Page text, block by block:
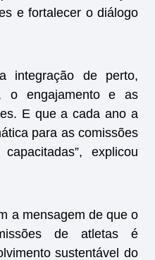
e fortalecer o diálogo
integração de perto,
o engajamento e as
E que a cada ano a
para as comissões
explicou
a mensagem de que o
de atletas é
sustentável do